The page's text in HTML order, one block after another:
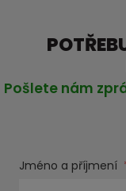
Pošlete nám
Jméno a příjmení